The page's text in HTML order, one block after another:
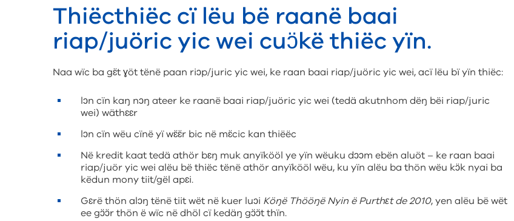
Thiëcthiëc cï lëu bë raanë baai
riap/juöric yic wei cuɔ̈kë thiëc yïn.
Naa wïc ba gɛ̈t ɣöt tënë paan riɔp/juric yic wei, ke raan baai riap/juöric yic wei, acï lëu bï yïn thiëc:
lɔn cïn kaŋ nɔŋ ateer ke raanë baai riap/juöric yic wei (tedä akutnhom dëŋ bëi riap/juric
wei) wäthɛɛr
lɔn cïn wëu cïnë yï wɛ̈ɛ̈r bic në mɛ̈cic kan thiëëc
Në kredit kaat tedä athör bɛŋ muk anyïkööl ye yïn wëuku dɔɔm ebën aluöt – ke raan baai
riap/juör yic wei alëu bë thiëc tënë athör anyïkööl wëu, ku yïn alëu ba thön wëu kɔ̈k nyai ba
këdun mony tiit/gël apɛi.
Gɛrë thön alɔŋ tënë tiit wët në kuer luɔi Köŋë Thööŋë Nyin ë Purthɛt de2010, yen alëu bë wët
ee gɔ̈ɔ̈r thön ë wïc në dhöl cï kedäŋ gɔ̈ɔ̈t thïn.